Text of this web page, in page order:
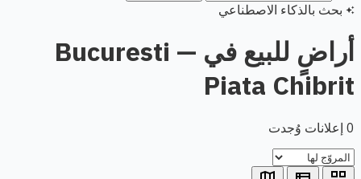
auto_awesome بحث بالذكاء الاصطناعي
أراضٍ للبيع في Bucuresti —
Piata Chibrit
0 إعلانات وُجدت